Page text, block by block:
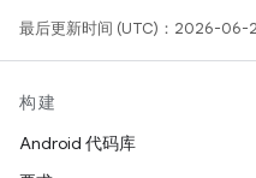
最后更新时间 (UTC)：2026-06-
构建
Android 代码库